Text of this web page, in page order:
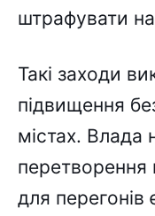
штрафувати
Такі заходи
підвищення
містах.
перетворення
для